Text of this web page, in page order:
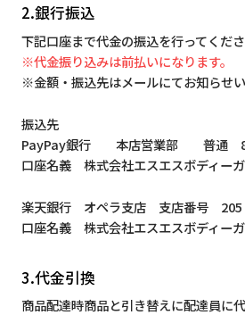
2.銀行振込
下記口座まで代金の振込を行ってくだ
※代金振り込みは前払いになります。
※金額・振込先はメールにてお知らせい
振込先
PayPay銀行 本店営業部 普通
口座名義 株式会社エスエスボディ
楽天銀行 オペラ支店 支店番号
口座名義 株式会社エスエスボディー
3.代金引換
商品配達時商品と引き替えに配達員に